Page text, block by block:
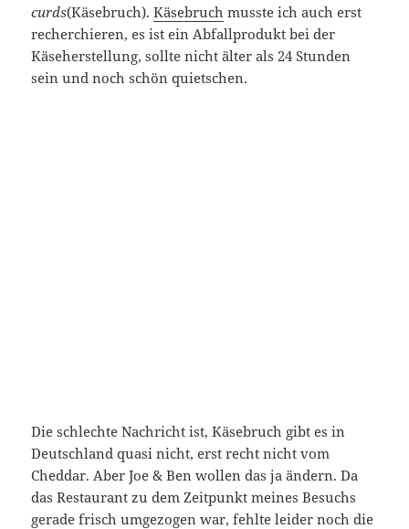
curds(Käsebruch).Käsebruch musste ich auch erst
recherchieren, es ist ein Abfallprodukt bei der
Käseherstellung, sollte nicht älter als 24 Stunden
sein und noch schön quietschen.
Die schlechte Nachricht ist, Käsebruch gibt es in
Deutschland quasi nicht, erst recht nicht vom
Cheddar. Aber Joe & Ben wollen das ja ändern. Da
das Restaurant zu dem Zeitpunkt meines Besuchs
gerade frisch umgezogen war, fehlte leider noch die